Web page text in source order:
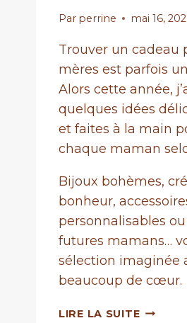
Par perrine mai 16,
Trouver un cadeau
mères est parfois
Alors cette année,
quelques idées
et faites à la main
chaque maman
Bijoux bohèmes,
bonheur,
personnalisables
futures mamans…
sélection imaginée
beaucoup de cœur.
LIRE LA SUITE10